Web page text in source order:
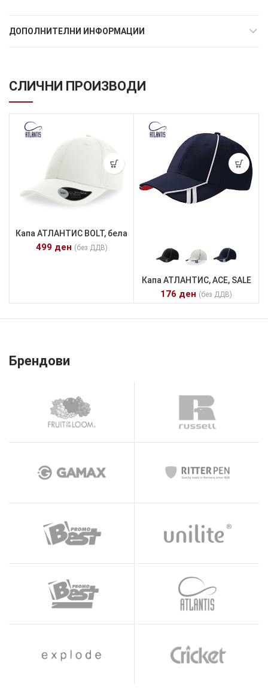
ДОПОЛНИТЕЛНИ ИНФОРМАЦИИ
СЛИЧНИ ПРОИЗВОДИ
Капа АТЛАНТИС BOLT, бела
499 ден (без ДДВ)
Капа АТЛАНТИС, ACE, SALE
176 ден (без ДДВ)
Брендови